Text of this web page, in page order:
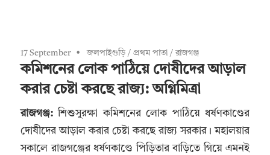
17 September জলপাইগুড়ি / প্রথম পাতা /রাজগঞ্জ
কমিশনের লোক পাঠিয়ে দোষীদের আড়াল
করার চেষ্টা করছে রাজ্য: অগ্নিমিত্রা
রাজগঞ্জ: শিশুসুরক্ষা কমিশনের লোক পাঠিয়ে ধর্ষণকাণ্ডের
দোষীদের আড়াল করার চেষ্টা করছে রাজ্য সরকার। মহালয়ার
সকালে রাজগঞ্জের ধর্ষণকাণ্ডে পিড়িতার বাড়িতে গিয়ে এমনই